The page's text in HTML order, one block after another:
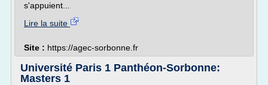
s'appuient...
Lire la suite
Site : https://agec-sorbonne.fr
Université Paris 1 Panthéon-Sorbonne:
Masters 1